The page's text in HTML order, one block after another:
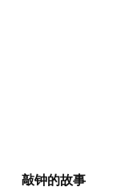
敲钟的故事